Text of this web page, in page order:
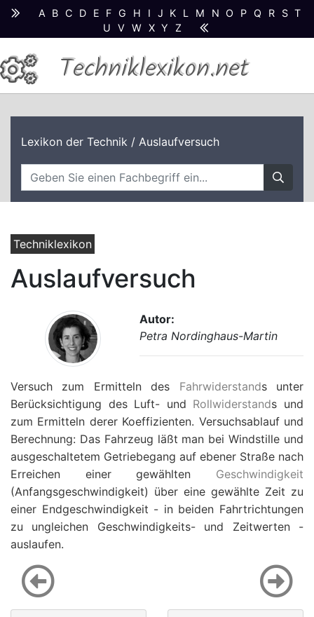
A B C D E F G H I J K L M N O P Q R S T
U
V W X Y Z
Techniklexikon.net
Lexikon der Technik / Auslaufversuch
Techniklexikon
Auslaufversuch
Autor:
Petra Nordinghaus-Martin
Versuch zum Ermitteln des Fahrwiderstands unter
Berücksichtigung des Luft- und Rollwiderstands und
zum Ermitteln derer Koeffizienten. Versuchsablauf und
Berechnung: Das Fahrzeug läßt man bei Windstille und
ausgeschaltetem Getriebegang auf ebener Straße nach
Erreichen einer gewählten Geschwindigkeit
(Anfangsgeschwindigkeit) über eine gewählte Zeit zu
einer Endgeschwindigkeit - in beiden Fahrtrichtungen
zu ungleichen Geschwindigkeits- und Zeitwerten -
auslaufen.